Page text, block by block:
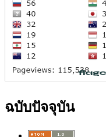
ฉบับปัจจุบัน